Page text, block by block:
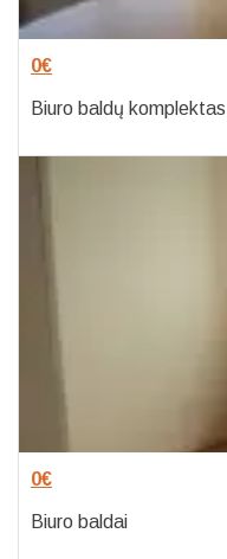
0€
Biuro baldų komplektas
0€
Biuro baldai